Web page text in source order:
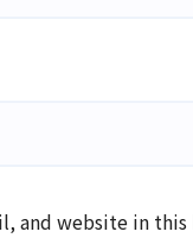
and website in